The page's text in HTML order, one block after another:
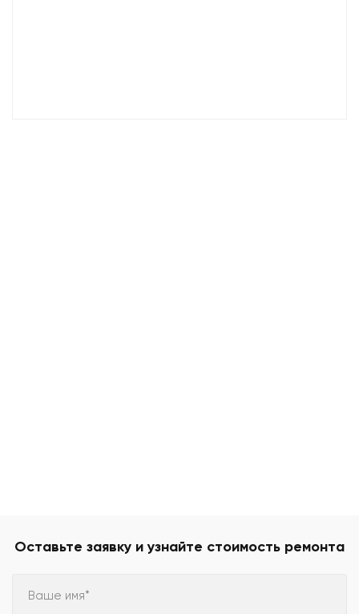
Оставьте заявку и узнайте стоимость ремонта
Ваше имя*